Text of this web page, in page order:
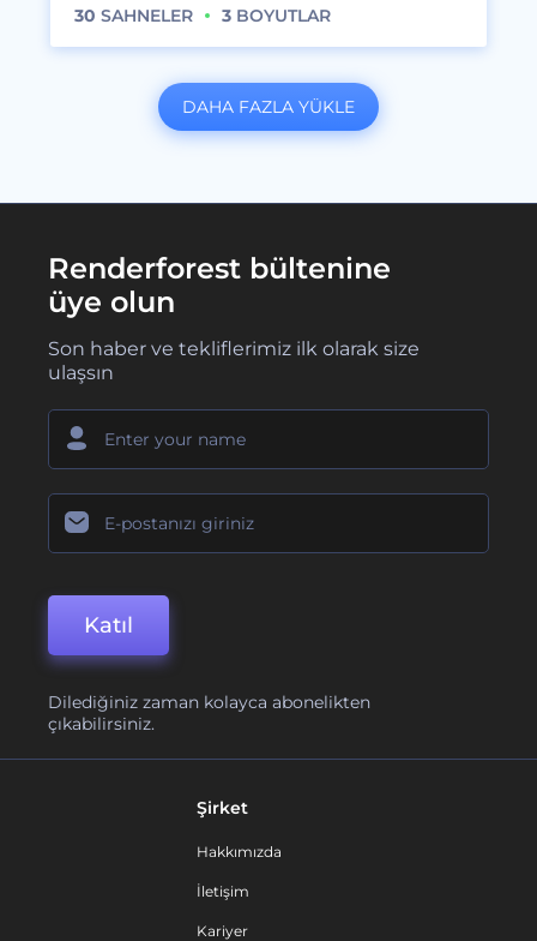
30 SAHNELER 3 BOYUTLAR
DAHA FAZLA YÜKLE
Renderforest bültenine
üye olun
Son haber ve tekliflerimiz ilk olarak size
ulaşsın
Katıl
Dilediğiniz zaman kolayca abonelikten
çıkabilirsiniz.
Şirket
Hakkımızda
İletişim
Kariyer